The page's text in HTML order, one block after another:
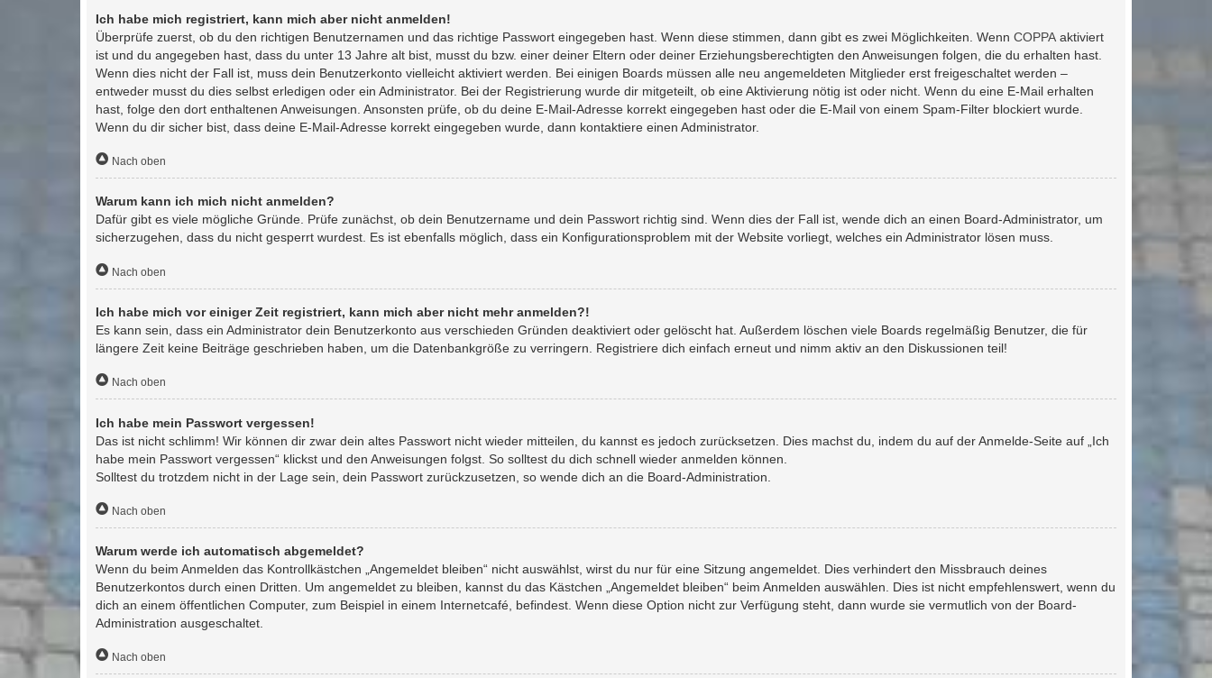
Ich habe mich registriert, kann mich aber nicht anmelden!
Überprüfe zuerst, ob du den richtigen Benutzernamen und das richtige Passwort eingegeben hast. Wenn diese stimmen, dann gibt es zwei Möglichkeiten. Wenn COPPA aktiviert
ist und du angegeben hast, dass du unter 13 Jahre alt bist, musst du bzw. einer deiner Eltern oder deiner Erziehungsberechtigten den Anweisungen folgen, die du erhalten hast.
Wenn dies nicht der Fall ist, muss dein Benutzerkonto vielleicht aktiviert werden. Bei einigen Boards müssen alle neu angemeldeten Mitglieder erst freigeschaltet werden –
entweder musst du dies selbst erledigen oder ein Administrator. Bei der Registrierung wurde dir mitgeteilt, ob eine Aktivierung nötig ist oder nicht. Wenn du eine E-Mail erhalten
hast, folge den dort enthaltenen Anweisungen. Ansonsten prüfe, ob du deine E-Mail-Adresse korrekt eingegeben hast oder die E-Mail von einem Spam-Filter blockiert wurde.
Wenn du dir sicher bist, dass deine E-Mail-Adresse korrekt eingegeben wurde, dann kontaktiere einen Administrator.
Nach oben
Warum kann ich mich nicht anmelden?
Dafür gibt es viele mögliche Gründe. Prüfe zunächst, ob dein Benutzername und dein Passwort richtig sind. Wenn dies der Fall ist, wende dich an einen Board-Administrator, um
sicherzugehen, dass du nicht gesperrt wurdest. Es ist ebenfalls möglich, dass ein Konfigurationsproblem mit der Website vorliegt, welches ein Administrator lösen muss.
Nach oben
Ich habe mich vor einiger Zeit registriert, kann mich aber nicht mehr anmelden?!
Es kann sein, dass ein Administrator dein Benutzerkonto aus verschieden Gründen deaktiviert oder gelöscht hat. Außerdem löschen viele Boards regelmäßig Benutzer, die für
längere Zeit keine Beiträge geschrieben haben, um die Datenbankgröße zu verringern. Registriere dich einfach erneut und nimm aktiv an den Diskussionen teil!
Nach oben
Ich habe mein Passwort vergessen!
Das ist nicht schlimm! Wir können dir zwar dein altes Passwort nicht wieder mitteilen, du kannst es jedoch zurücksetzen. Dies machst du, indem du auf der Anmelde-Seite auf „Ich
habe mein Passwort vergessen“ klickst und den Anweisungen folgst. So solltest du dich schnell wieder anmelden können.
Solltest du trotzdem nicht in der Lage sein, dein Passwort zurückzusetzen, so wende dich an die Board-Administration.
Nach oben
Warum werde ich automatisch abgemeldet?
Wenn du beim Anmelden das Kontrollkästchen „Angemeldet bleiben“ nicht auswählst, wirst du nur für eine Sitzung angemeldet. Dies verhindert den Missbrauch deines
Benutzerkontos durch einen Dritten. Um angemeldet zu bleiben, kannst du das Kästchen „Angemeldet bleiben“ beim Anmelden auswählen. Dies ist nicht empfehlenswert, wenn du
dich an einem öffentlichen Computer, zum Beispiel in einem Internetcafé, befindest. Wenn diese Option nicht zur Verfügung steht, dann wurde sie vermutlich von der Board-
Administration ausgeschaltet.
Nach oben